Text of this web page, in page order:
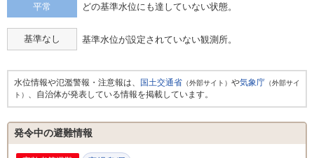
平常 どの基準水位にも達していない状態。
基準なし 基準水位が設定されていない観測所。
水位情報や氾濫警報・注意報は、 国土交通省 （外部サイト） や気象庁 （外部サイ
ト） 、自治体が発表している情報を掲載しています。
発令中の避難情報